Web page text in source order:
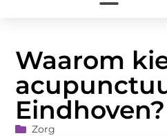
Waarom
Eindhoven?
Zorg